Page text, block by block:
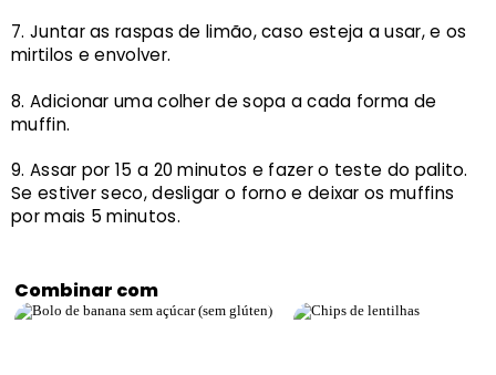
Juntar as raspas de limão, caso esteja a usar, e os
mirtilos e envolver.
Adicionar uma colher de sopa a cada forma de
muffin.
Assar por 15 a 20 minutos e fazer o teste do palito.
Se estiver seco, desligar o forno e deixar os muffins
por mais 5 minutos.
Combinar com